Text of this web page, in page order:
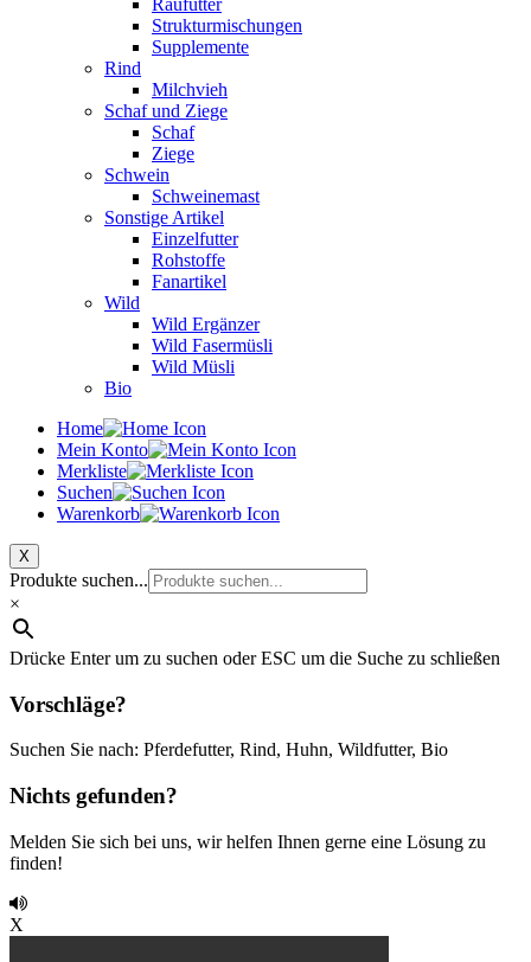
Raufutter
Strukturmischungen
Supplemente
Rind
Milchvieh
Schaf und Ziege
Schaf
Ziege
Schwein
Schweinemast
Sonstige Artikel
Einzelfutter
Rohstoffe
Fanartikel
Wild
Wild Ergänzer
Wild Fasermüsli
Wild Müsli
Bio
Home
Mein Konto
Merkliste
Suchen
Warenkorb
X
Produkte suchen...
×
Drücke Enter um zu suchen oder ESC um die Suche zu schließen
Vorschläge?
Suchen Sie nach: Pferdefutter, Rind, Huhn, Wildfutter, Bio
Nichts gefunden?
Melden Sie sich bei uns, wir helfen Ihnen gerne eine Lösung zu
finden!
X